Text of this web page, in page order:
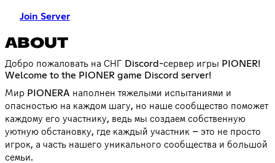
Join Server
ABOUT
Добро пожаловать на СНГ Discord-сервер игры PIONER!
Welcome to the PIONER game Discord server!
Мир PIONERA наполнен тяжелыми испытаниями и
опасностью на каждом шагу, но наше сообщество поможет
каждому его участнику, ведь мы создаем собственную
уютную обстановку, где каждый участник – это не просто
игрок, а часть нашего уникального сообщества и большой
семьи.